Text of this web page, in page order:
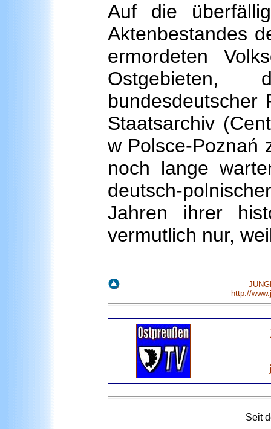
Auf die
Aktenbestandes
ermordeten
bundesdeutscher
Staatsarchiv
w Polsce-Poznań
noch lange
deutsch-
Jahren ihrer
vermutlich nur,
http://
Seit